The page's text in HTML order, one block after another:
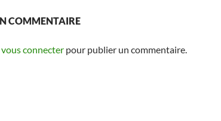
COMMENTAIRE
vous connecter pour publier un commentaire.